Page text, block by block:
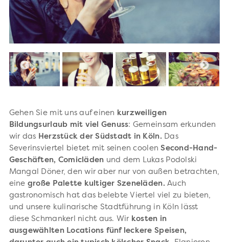
Gehen Sie mit uns auf einen kurzweiligen
Bildungsurlaub mit viel Genuss: Gemeinsam erkunden
wir das Herzstück der Südstadt in Köln. Das
Severinsviertel bietet mit seinen coolenSecond-Hand-
Geschäften, Comicläden und dem Lukas Podolski
Mangal Döner, den wir aber nur von außen betrachten,
eine große Palette kultiger Szeneläden. Auch
gastronomisch hat das belebte Viertel viel zu bieten,
und unsere kulinarische Stadtführung in Köln lässt
diese Schmankerl nicht aus. Wir kosten in
ausgewählten Locations fünf leckere Speisen,